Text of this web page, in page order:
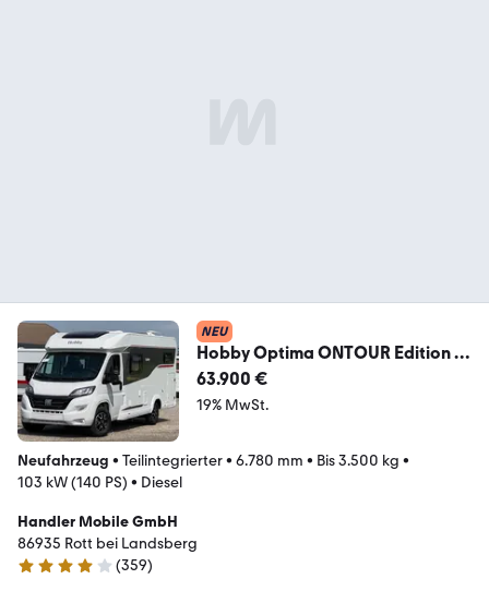
NEU
Hobby Optima ONTOUR Edition F
V65 GE,SAT,Navi,Markise
63.900 €
19% MwSt.
Neufahrzeug • Teilintegrierter• 6.780 mm • Bis 3.500 kg •
103 kW (140 PS) • Diesel
Handler Mobile GmbH
86935 Rott bei Landsberg
4.2 Sterne
(359)